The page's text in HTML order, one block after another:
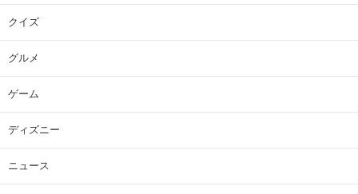
クイズ
グルメ
ゲーム
ディズニー
ニュース